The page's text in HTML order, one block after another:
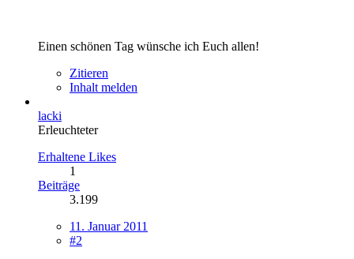
Einen schönen Tag wünsche ich Euch allen!
Zitieren
Inhalt melden
lacki
Erleuchteter
Erhaltene Likes
1
Beiträge
3.199
11. Januar 2011
#2